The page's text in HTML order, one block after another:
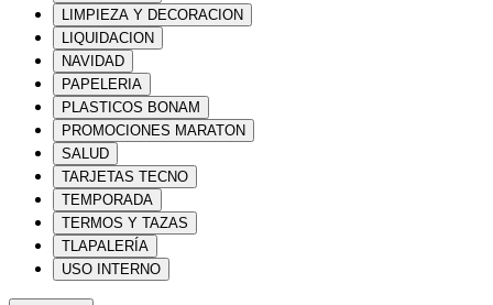
LIMPIEZA Y DECORACION
LIQUIDACION
NAVIDAD
PAPELERIA
PLASTICOS BONAM
PROMOCIONES MARATON
SALUD
TARJETAS TECNO
TEMPORADA
TERMOS Y TAZAS
TLAPALERÍA
USO INTERNO